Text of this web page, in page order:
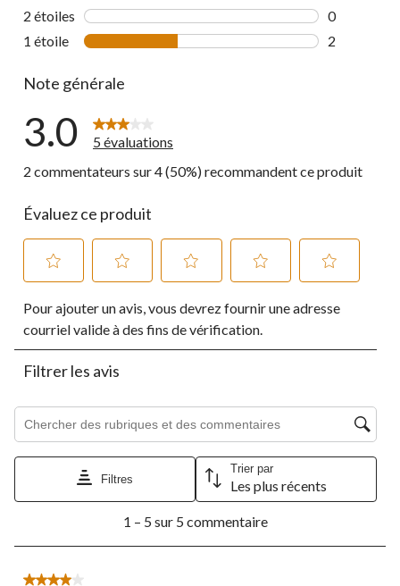
2 étoiles étoiles
0
1 étoile étoiles
2
Note générale
3.0
5 évaluations
2 commentateurs sur 4 (50%) recommandent ce produit
Évaluez ce produit
pour
évaluer
1
Cette
action
ouvrira
le
formulaire
pour
évaluer
2
Cette
action
ouvrira
le
formulaire
pour
évaluer
Cette
action
ouvrira
le
formulaire
pour
évaluer
Cette
action
ouvrira
le
formulaire
de
pour
Cette
ouvrira
le
formulaire
de
Pour ajouter un avis, vous devrez fournir une adresse
courriel valide à des fins de vérification.
Filtrer les avis
Zone de recherche de sujet et d'avis
Filtres
Trier par
Les plus récents
5
1 – 5 sur 5 commentaire
4 étoile(s) sur 5.